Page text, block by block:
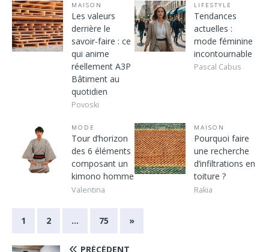
MAISON
Les valeurs
derrière le
savoir-faire : ce
qui anime
réellement A3P
Bâtiment au
quotidien
Povoski
LIFESTYLE
Tendances
actuelles :
mode féminine
incontournable
Pascal Cabus
MODE
Tour d’horizon
des 6 éléments
composant un
kimono homme
Valentina
MAISON
Pourquoi faire
une recherche
d’infiltrations en
toiture ?
Rakia
1 2 … 75 »
PRÉCÉDENT